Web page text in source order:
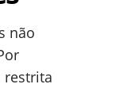
não
restrita